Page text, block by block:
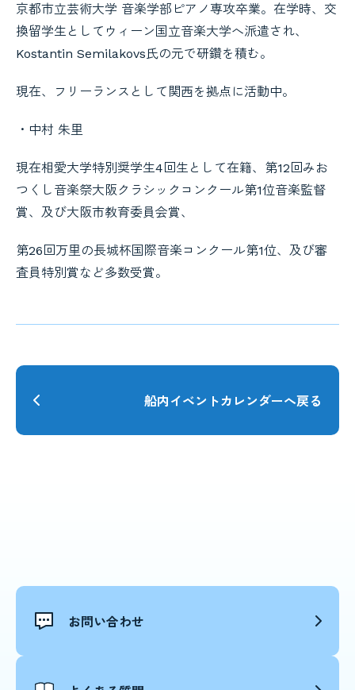
京都市立芸術大学 音楽学部ピアノ専攻卒業。在学時、交
換留学生としてウィーン国立音楽大学へ派遣され、
Kostantin Semilakovs 氏の元で研鑽を積む。
現在、フリーランスとして関西を拠点に活動中。
・中村 朱里
現在相愛大学特別奨学生4 回生として在籍、第12 回みお
つくし音楽祭大阪クラシックコンクール第1位音楽監督
賞、及び大阪市教育委員会賞、
第26 回万里の長城杯国際音楽コンクール第1位、及び審
査員特別賞など多数受賞。
船内イベントカレンダーへ戻る
お問い合わせ